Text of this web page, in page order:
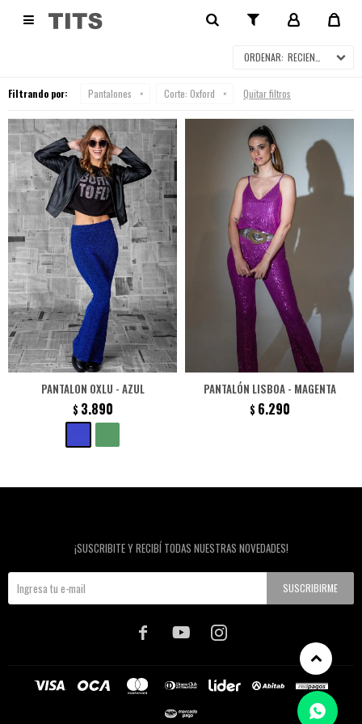
 PANTALONES
RECIENTES
Filtrando por: Pantalones Corte: Oxford Quitar filtros
PANTALON OXLU - AZUL
$ 3.890
PANTALÓN LISBOA - MAGENTA
$ 6.290
¡SUSCRIBITE Y RECIBÍ TODAS NUESTRAS NOVEDADES!
SUSCRIBIRME
  